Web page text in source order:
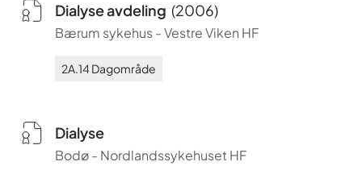
Dialyse avdeling (2006)
Bærum sykehus-Vestre Viken HF
2A.14 Dagområde
Dialyse
Bodø- Nordlandssykehuset HF